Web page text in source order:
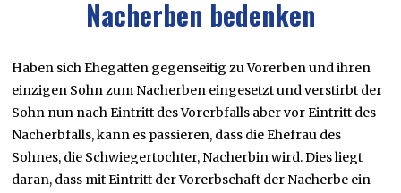
Nacherben bedenken
Haben sich Ehegatten gegenseitig zu Vorerben und ihren
einzigen Sohn zum Nacherben eingesetzt und verstirbt der
Sohn nun nach Eintritt des Vorerbfalls aber vor Eintritt des
Nacherbfalls, kann es passieren, dass die Ehefrau des
Sohnes, die Schwiegertochter, Nacherbin wird. Dies liegt
daran, dass mit Eintritt der Vorerbschaft der Nacherbe ein